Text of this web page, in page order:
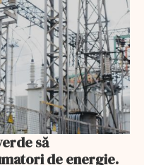
să
de energie.